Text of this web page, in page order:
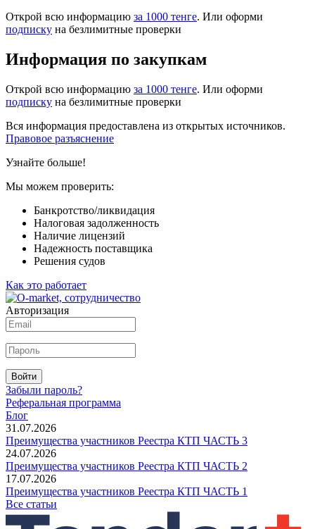
Открой всю информацию за 1000 тенге. Или оформи
подписку на безлимитные проверки
Информация по закупкам
Открой всю информацию за 1000 тенге. Или оформи
подписку на безлимитные проверки
Вся информация предоставлена из открытых источников.
Правовое разъяснение
Узнайте больше!
Мы можем проверить:
Банкротство/ликвидация
Налоговая задолженность
Наличие лицензий
Надежность поставщика
Решения судов
Как это работает
Авторизация
Войти
Забыли пароль?
Реферальная программа
Блог
31.07.2026
Преимущества участников Реестра КТП ЧАСТЬ 3
24.07.2026
Преимущества участников Реестра КТП ЧАСТЬ 2
17.07.2026
Преимущества участников Реестра КТП ЧАСТЬ 1
Все статьи